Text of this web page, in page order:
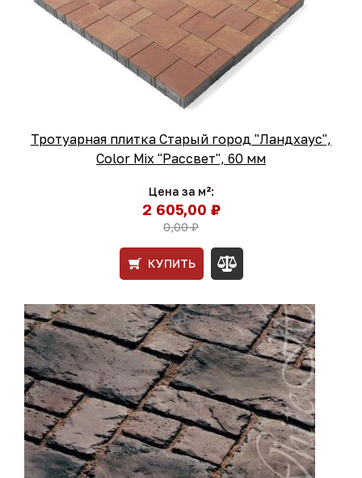
Тротуарная плитка Старый город "Ландхаус",
Color Mix "Рассвет", 60 мм
Цена за м²:
2 605,00 ₽
0,00 ₽
КУПИТЬ